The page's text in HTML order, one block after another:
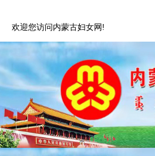
欢迎您访问内蒙古妇女网!